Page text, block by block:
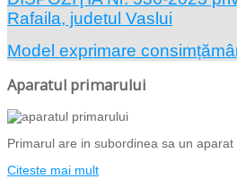
Rafaila, judetul Vaslui
Model exprimare
Aparatul primarului
Primarul are in subordinea sa un
Citeste mai mult